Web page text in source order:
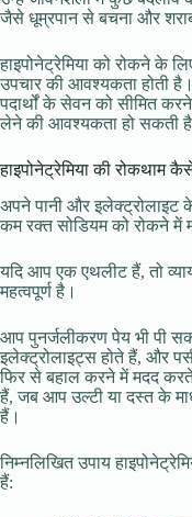
जैसे धूम्रपान से बचना और
हाइपोनेट्रेमिया को रोकने के
उपचार की आवश्यकता होती
पदार्थों के सेवन को सीमित
लेने की आवश्यकता हो सकती
हाइपोनेट्रेमिया की रोकथाम
अपने पानी और
कम रक्त सोडियम को रोकने में
यदि आप एक एथलीट हैं, तो
महत्वपूर्ण है।
आप पुनर्जलीकरण पेय भी पी
इलेक्ट्रोलाइट्स होते हैं, और
फिर से बहाल करने में मदद
हैं, जब आप उल्टी या दस्त के
हैं।
निम्नलिखित उपाय
हैं: